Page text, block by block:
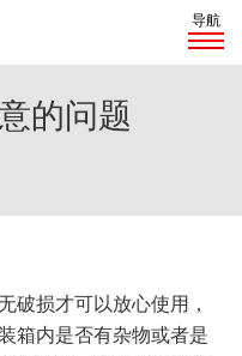
导航
的问题
破损才可以放心使用，
箱内是否有杂物或者是